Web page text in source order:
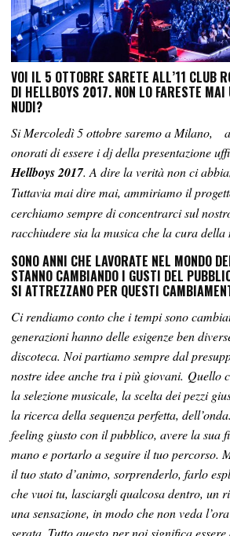
VOI IL 5 OTTOBRE SARETE ALL’11 CLUB
DI HELLBOYS 2017. NON LO FARESTE MAI
NUDI?
Si Mercoledì 5 ottobre saremo a Milano,
onorati di essere i dj della presentazione
Hellboys 2017. A dire la verità non ci
Tuttavia mai dire mai, ammiriamo il
cerchiamo sempre di concentrarci sul
racchiudere sia la musica che la cura della
SONO ANNI CHE LAVORATE NEL MONDO
STANNO CAMBIANDO I GUSTI DEL
SI ATTREZZANO PER QUESTI
Ci rendiamo conto che i tempi sono
generazioni hanno delle esigenze ben
discoteca. Noi partiamo sempre dal
nostre idee anche tra i più giovani. Quello
la selezione musicale, la scelta dei pezzi
la ricerca della sequenza perfetta,
feeling giusto con il pubblico, avere la sua
mano e portarlo a seguire il tuo percorso.
il tuo stato d’animo, sorprenderlo, farlo
che vuoi tu, lasciargli qualcosa dentro, un
una sensazione, in modo che non veda
serata. Tutto questo per noi significa essere